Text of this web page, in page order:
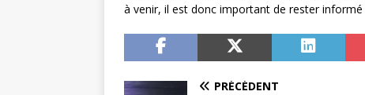
à venir, il est donc important de rester
PRÉCÉDENT